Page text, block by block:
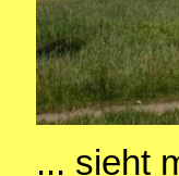
... sieht